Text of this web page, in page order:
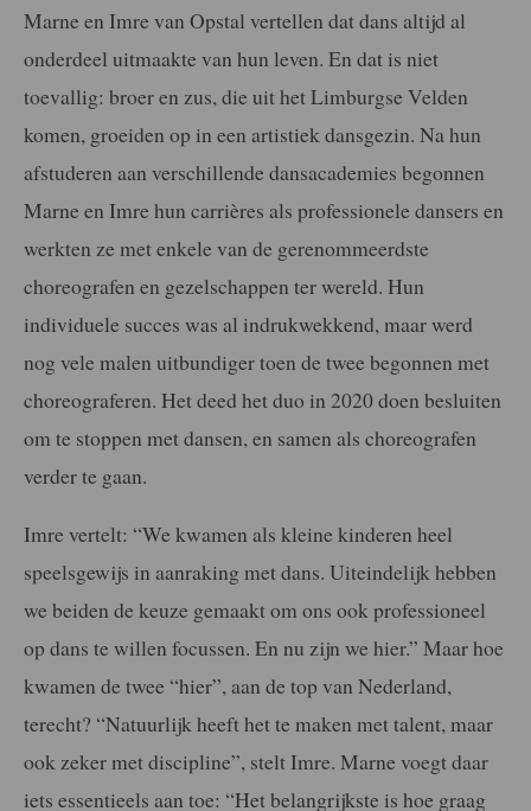
Marne en Imre van Opstal vertellen dat dans altijd al
onderdeel uitmaakte van hun leven. En dat is niet
toevallig: broer en zus, die uit het Limburgse Velden
komen, groeiden op in een artistiek dansgezin. Na hun
afstuderen aan verschillende dansacademies begonnen
Marne en Imre hun carrières als professionele dansers en
werkten ze met enkele van de gerenommeerdste
choreografen en gezelschappen ter wereld. Hun
individuele succes was al indrukwekkend, maar werd
nog vele malen uitbundiger toen de twee begonnen met
choreograferen. Het deed het duo in 2020 doen besluiten
om te stoppen met dansen, en samen als choreografen
verder te gaan.
Imre vertelt: “We kwamen als kleine kinderen heel
speelsgewijs in aanraking met dans. Uiteindelijk hebben
we beiden de keuze gemaakt om ons ook professioneel
op dans te willen focussen. En nu zijn we hier.” Maar hoe
kwamen de twee “hier”, aan de top van Nederland,
terecht? “Natuurlijk heeft het te maken met talent, maar
ook zeker met discipline”, stelt Imre. Marne voegt daar
iets essentieels aan toe: “Het belangrijkste is hoe graag